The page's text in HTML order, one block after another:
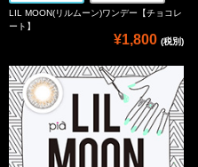
LIL MOON(リルムーン)ワンデー【チョコレ
ート】
¥1,800 (税別)